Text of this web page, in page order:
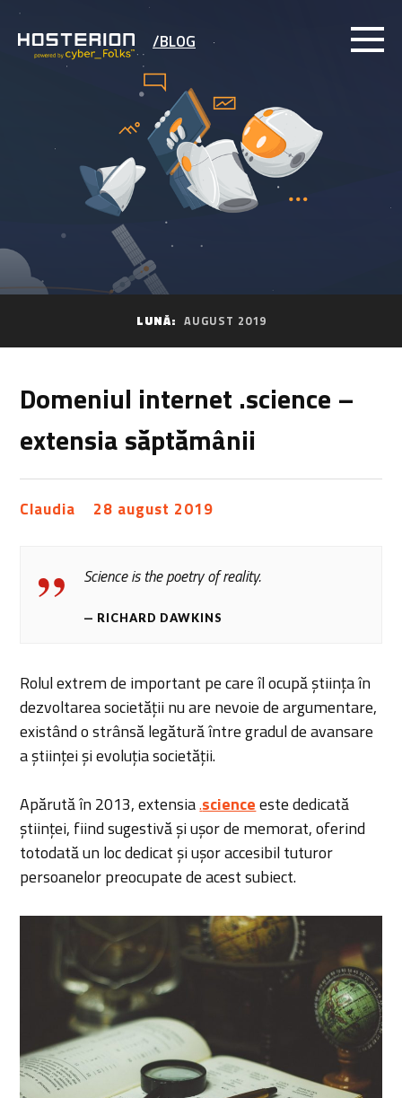
/BLOG
LUNĂ: AUGUST 2019
Domeniul internet .science –
extensia săptămânii
Claudia 28 august 2019
Science is the poetry of reality.
RICHARD DAWKINS
Rolul extrem de important pe care îl ocupă știința în
dezvoltarea societății nu are nevoie de argumentare,
existând o strânsă legătură între gradul de avansare
a științei și evoluția societății.
Apărută în 2013, extensia.scienceeste dedicată
științei, fiind sugestivă și ușor de memorat, oferind
totodată un loc dedicat și ușor accesibil tuturor
persoanelor preocupate de acest subiect.